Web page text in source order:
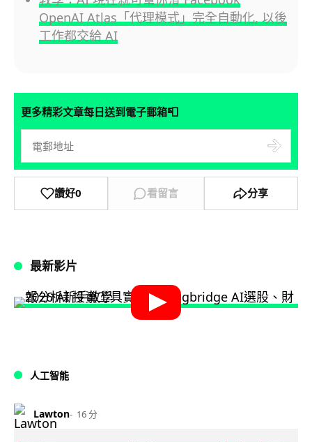
OpenAI Atlas「代理模式」完全自動化, 以後
工作都交給 AI
更多精彩文章每日送到電子郵箱📮
讚好0 看留言 分享
最新影片
人工智能
Lawton 16 分